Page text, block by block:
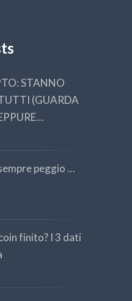
STANNO
(GUARDA
peggio …
finito? I 3 dati